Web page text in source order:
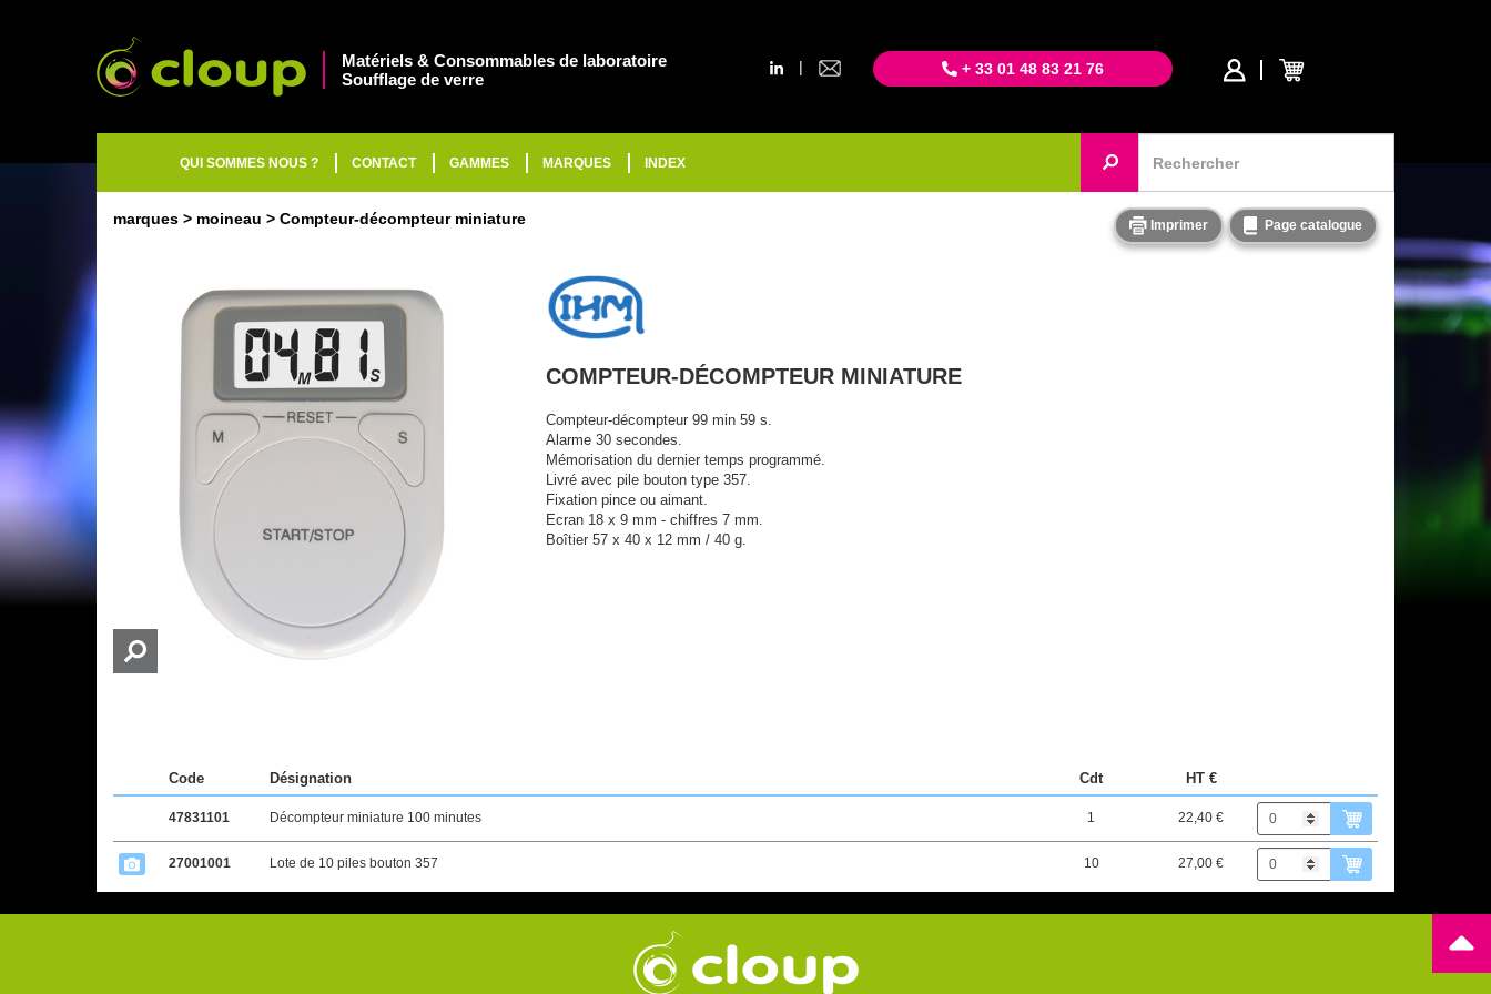
Matériels & Consommables de laboratoire
Soufflage de verre
| + 33 01 48 83 21 76
QUI SOMMES NOUS ? CONTACT GAMMES MARQUES INDEX
marques moineau Compteur-décompteur miniature Imprimer Page catalogue
COMPTEUR-DÉCOMPTEUR MINIATURE
Compteur-décompteur 99 min 59 s.
Alarme 30 secondes.
Mémorisation du dernier temps programmé.
Livré avec pile bouton type 357.
Fixation pince ou aimant.
Ecran 18 x 9 mm - chiffres 7 mm.
Boîtier 57 x 40 x 12 mm / 40 g.
Code Désignation Cdt HT €
47831101 Décompteur miniature 100 minutes 1 22,40 €
27001001 Lote de 10 piles bouton 357 10 27,00 €